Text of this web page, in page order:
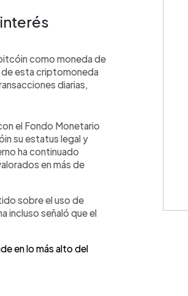
como moneda de
de esta criptomoneda
diarias,
el Fondo Monetario
su estatus legal y
ha continuado
en más de
sobre el uso de
incluso señaló que el
en lo más alto del